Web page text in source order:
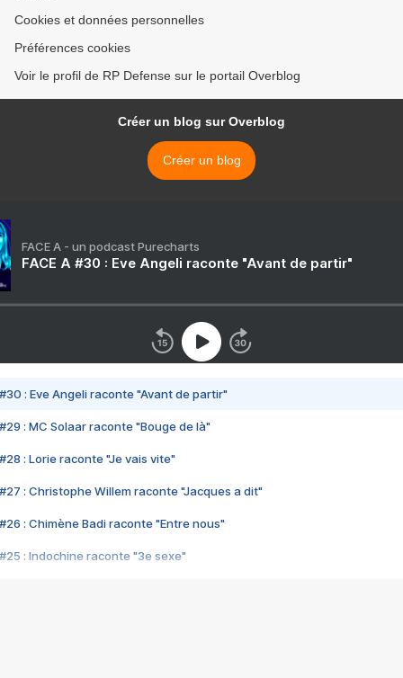
Cookies et données personnelles
Préférences cookies
Voir le profil de RP Defense sur le portail Overblog
Créer un blog sur Overblog
Créer un blog
FACE A - un podcast Purecharts
FACE A #30 : Eve Angeli raconte "Avant de partir"
#30 : Eve Angeli raconte "Avant de partir"
#29 : MC Solaar raconte "Bouge de là"
#28 : Lorie raconte "Je vais vite"
#27 : Christophe Willem raconte "Jacques a dit"
#26 : Chimène Badi raconte "Entre nous"
#25 : Indochine raconte "3e sexe"